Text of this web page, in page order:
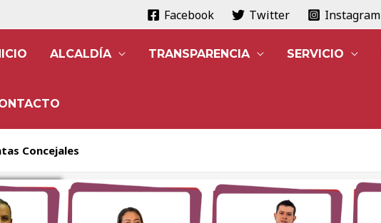
Facebook Twitter Instagram
ALCALDÍA TRANSPARENCIA SERVICIO
Concejales